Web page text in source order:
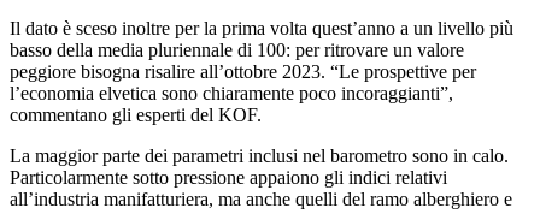
Il dato è sceso inoltre per la prima volta quest’anno a un livello più
basso della media pluriennale di 100: per ritrovare un valore
peggiore bisogna risalire all’ottobre 2023. “Le prospettive per
l’economia elvetica sono chiaramente poco incoraggianti”,
commentano gli esperti del KOF.
La maggior parte dei parametri inclusi nel barometro sono in calo.
Particolarmente sotto pressione appaiono gli indici relativi
all’industria manifatturiera, ma anche quelli del ramo alberghiero e